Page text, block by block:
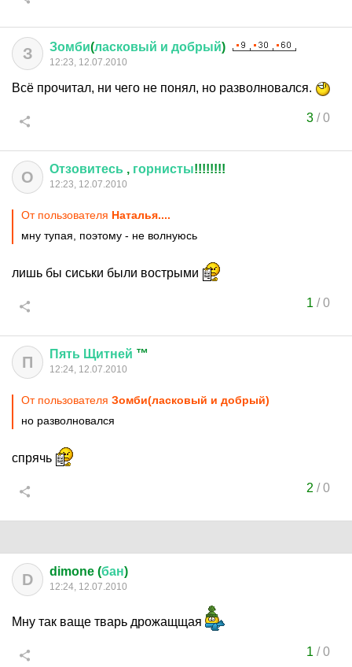
З Зомби(ласковый и добрый)
12:23, 12.07.2010
Всё прочитал, ни чего не понял, но разволновался.
3/0
О Отзовитесь , горнисты!!!!!!!!
12:23, 12.07.2010
От пользователя Наталья....
мну тупая, поэтому - не волнуюсь
лишь бы сиськи были вострыми
1 /0
П Пять Щитней ™
12:24, 12.07.2010
От пользователя Зомби(ласковый и добрый)
но разволновался
спрячь
2 /0
D dimone (бан)
12:24, 12.07.2010
Мну так ваще тварь дрожащщая
1 /0